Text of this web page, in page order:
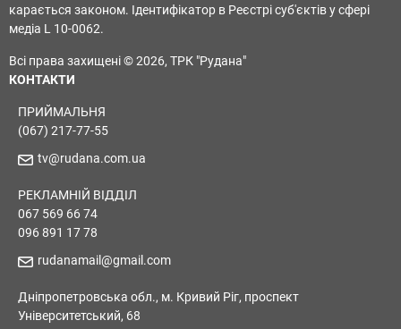
карається законом. Ідентифікатор в Реєстрі суб'єктів у сфері
медіа L 10-0062.
Всі права захищені © 2026, ТРК "Рудана"
КОНТАКТИ
ПРИЙМАЛЬНЯ
(067) 217-77-55
tv@rudana.com.ua
РЕКЛАМНІЙ ВІДДІЛ
067 569 66 74
096 891 17 78
rudanamail@gmail.com
Дніпропетровська обл., м. Кривий Ріг, проспект
Університетський, 68